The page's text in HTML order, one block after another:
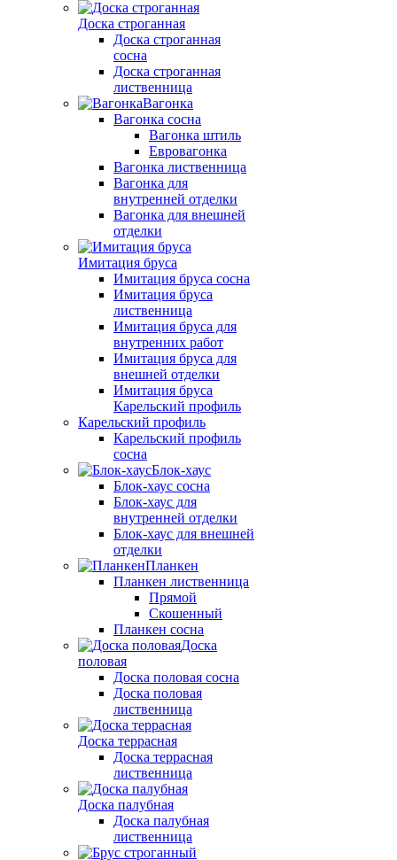
Доска строганная
Доска строганная
сосна
Доска строганная
лиственница
Вагонка
Вагонка сосна
Вагонка штиль
Евровагонка
Вагонка лиственница
Вагонка для
внутренней отделки
Вагонка для внешней
отделки
Имитация бруса
Имитация бруса сосна
Имитация бруса
лиственница
Имитация бруса для
внутренних работ
Имитация бруса для
внешней отделки
Имитация бруса
Карельский профиль
Карельский профиль
Карельский профиль
сосна
Блок-хаус
Блок-хаус сосна
Блок-хаус для
внутренней отделки
Блок-хаус для внешней
отделки
Планкен
Планкен лиственница
Прямой
Скошенный
Планкен сосна
Доска
половая
Доска половая сосна
Доска половая
лиственница
Доска террасная
Доска террасная
лиственница
Доска палубная
Доска палубная
лиственница